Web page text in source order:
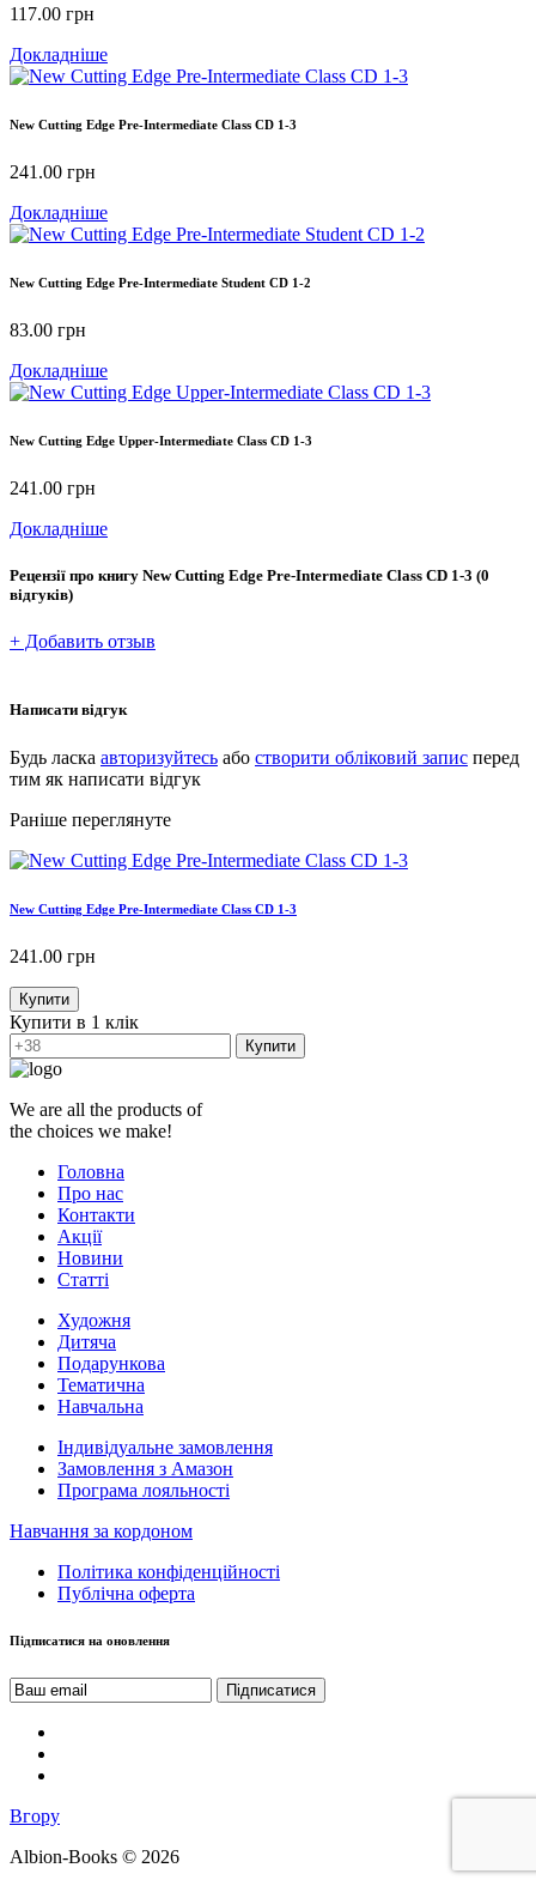
117.00 грн
Докладніше
New Cutting Edge Pre-Intermediate Class CD 1-3
241.00 грн
Докладніше
New Cutting Edge Pre-Intermediate Student CD 1-2
83.00 грн
Докладніше
New Cutting Edge Upper-Intermediate Class CD 1-3
241.00 грн
Докладніше
Рецензії про книгу New Cutting Edge Pre-Intermediate Class CD 1-3 (0
відгуків)
+ Добавить отзыв
Написати відгук
Будь ласка авторизуйтесь або створити обліковий запис перед
тим як написати відгук
Раніше переглянуте
New Cutting Edge Pre-Intermediate Class CD 1-3
241.00 грн
Купити
Купити в 1 клік
Купити
We are all the products of
the choices we make!
Головна
Про нас
Контакти
Акції
Новини
Статті
Художня
Дитяча
Подарункова
Тематична
Навчальна
Індивідуальне замовлення
Замовлення з Амазон
Програма лояльності
Навчання за кордоном
Політика конфіденційності
Публічна оферта
Підписатися на оновлення
Вгору
Albion-Books © 2026